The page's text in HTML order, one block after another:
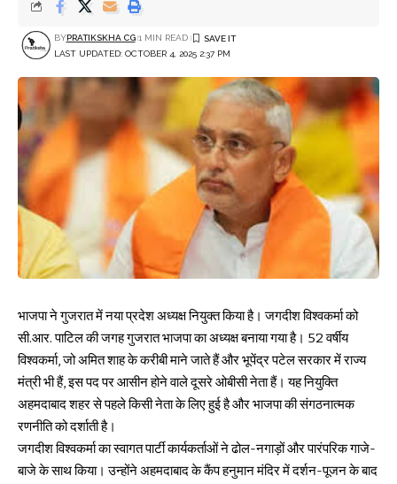
LAST UPDATED: OCTOBER 4, 2025 2:37 PM
BYPRATIKSKHA CG 1 MIN READ
भाजपा ने गुजरात में नया प्रदेश अध्यक्ष नियुक्त किया है। जगदीश विश्वकर्मा को
सी.आर. पाटिल की जगह गुजरात भाजपा का अध्यक्ष बनाया गया है। 52 वर्षीय
विश्वकर्मा, जो अमित शाह के करीबी माने जाते हैं और भूपेंद्र पटेल सरकार में राज्य
मंत्री भी हैं, इस पद पर आसीन होने वाले दूसरे ओबीसी नेता हैं। यह नियुक्ति
अहमदाबाद शहर से पहले किसी नेता के लिए हुई है और भाजपा की संगठनात्मक
रणनीति को दर्शाती है।
जगदीश विश्वकर्मा का स्वागत पार्टी कार्यकर्ताओं ने ढोल-नगाड़ों और पारंपरिक गाजे-
बाजे के साथ किया। उन्होंने अहमदाबाद के कैंप हनुमान मंदिर में दर्शन-पूजन के बाद